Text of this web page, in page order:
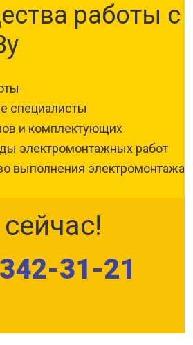
работы с
специалисты
и комплектующих
электромонтажных работ
выполнения электромонтажа
31-21